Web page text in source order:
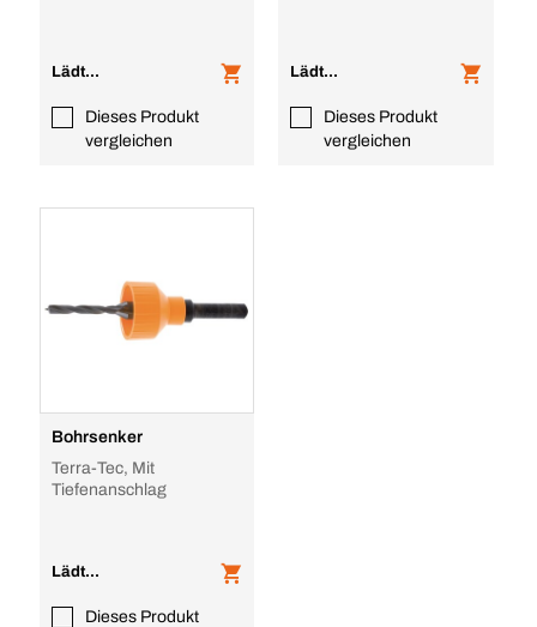
Lädt...
Dieses Produkt
vergleichen
Lädt...
Dieses Produkt
vergleichen
Bohrsenker
Terra-Tec, Mit
Tiefenanschlag
Lädt...
Dieses Produkt